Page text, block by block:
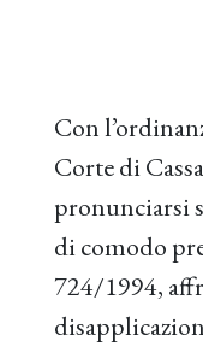
Con
Corte di
pronunciarsi
di comodo
724/1994,